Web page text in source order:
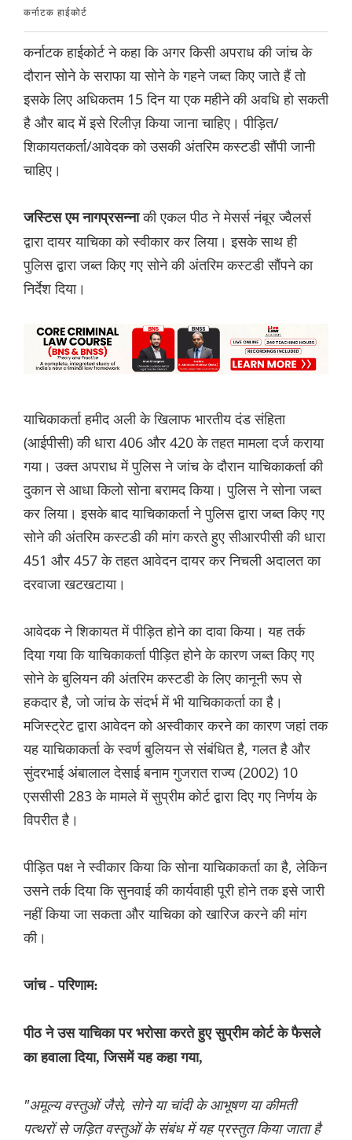
कर्नाटक हाईकोर्ट
कर्नाटक हाईकोर्ट ने कहा कि अगर किसी अपराध की जांच के
दौरान सोने के सराफा या सोने के गहने जब्त किए जाते हैं तो
इसके लिए अधिकतम 15 दिन या एक महीने की अवधि हो सकती
है और बाद में इसे रिलीज़ किया जाना चाहिए। पीड़ित/
शिकायतकर्ता/आवेदक को उसकी अंतरिम कस्टडी सौंपी जानी
चाहिए।
जस्टिस एम नागप्रसन्नाकी एकल पीठ ने मेसर्स नंबूर ज्वैलर्स
द्वारा दायर याचिका को स्वीकार कर लिया। इसके साथ ही
पुलिस द्वारा जब्त किए गए सोने की अंतरिम कस्टडी सौंपने का
निर्देश दिया।
याचिकाकर्ता हमीद अली के खिलाफ भारतीय दंड संहिता
(आईपीसी) की धारा 406 और 420 के तहत मामला दर्ज कराया
गया। उक्त अपराध में पुलिस ने जांच के दौरान याचिकाकर्ता की
दुकान से आधा किलो सोना बरामद किया। पुलिस ने सोना जब्त
कर लिया। इसके बाद याचिकाकर्ता ने पुलिस द्वारा जब्त किए गए
सोने की अंतरिम कस्टडी की मांग करते हुए सीआरपीसी की धारा
451 और 457 के तहत आवेदन दायर कर निचली अदालत का
दरवाजा खटखटाया।
आवेदक ने शिकायत में पीड़ित होने का दावा किया। यह तर्क
दिया गया कि याचिकाकर्ता पीड़ित होने के कारण जब्त किए गए
सोने के बुलियन की अंतरिम कस्टडी के लिए कानूनी रूप से
हकदार है, जो जांच के संदर्भ में भी याचिकाकर्ता का है।
मजिस्ट्रेट द्वारा आवेदन को अस्वीकार करने का कारण जहां तक
​​यह याचिकाकर्ता के स्वर्ण बुलियन से संबंधित है, गलत है और
सुंदरभाई अंबालाल देसाई बनाम गुजरात राज्य (2002) 10
एससीसी 283 के मामले में सुप्रीम कोर्ट द्वारा दिए गए निर्णय के
विपरीत है।
पीड़ित पक्ष ने स्वीकार किया कि सोना याचिकाकर्ता का है, लेकिन
उसने तर्क दिया कि सुनवाई की कार्यवाही पूरी होने तक इसे जारी
नहीं किया जा सकता और याचिका को खारिज करने की मांग
की।
जांच - परिणाम:
पीठ ने उस याचिका पर भरोसा करते हुए सुप्रीम कोर्ट के फैसले
का हवाला दिया, जिसमें यह कहा गया,
"अमूल्य वस्तुओं जैसे, सोने या चांदी के आभूषण या कीमती
पत्थरों से जड़ित वस्तुओं के संबंध में यह प्रस्तुत किया जाता है